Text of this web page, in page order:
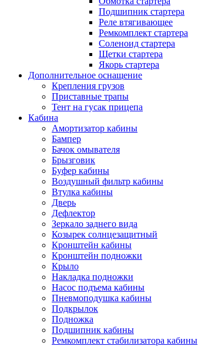
Подшипник стартера
Реле втягивающее
Ремкомплект стартера
Соленоид стартера
Щетки стартера
Якорь стартера
Дополнительное оснащение
Крепления грузов
Приставные трапы
Тент на гусак прицепа
Кабина
Амортизатор кабины
Бампер
Бачок омывателя
Брызговик
Буфер кабины
Воздушный фильтр кабины
Втулка кабины
Дверь
Дефлектор
Зеркало заднего вида
Козырек солнцезащитный
Кронштейн кабины
Кронштейн подножки
Крыло
Накладка подножки
Насос подъема кабины
Пневмоподушка кабины
Подкрылок
Подножка
Подшипник кабины
Ремкомплект стабилизатора кабины